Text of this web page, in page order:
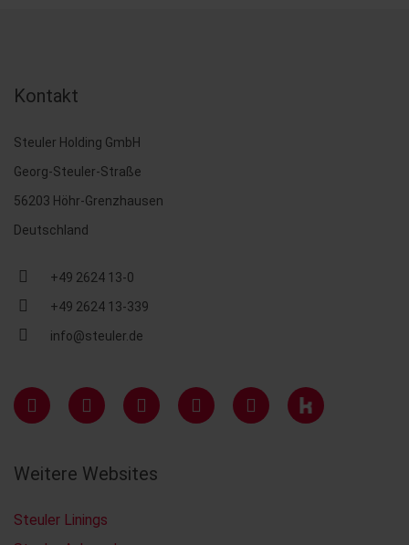
Kontakt
Steuler Holding GmbH
Georg-Steuler-Straße
56203 Höhr-Grenzhausen
Deutschland
+49 2624 13-0
+49 2624 13-339
info@steuler.de
Weitere Websites
Steuler Linings